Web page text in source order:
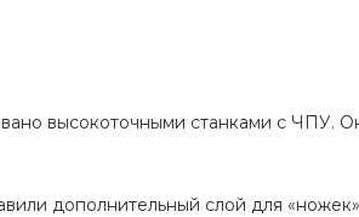
высокоточными станками с ЧПУ.
дополнительный слой для